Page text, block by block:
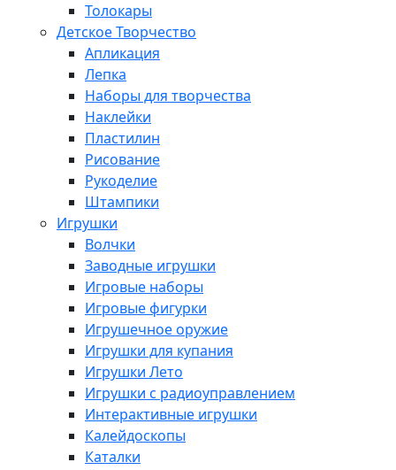
Толокары
Детское Творчество
Апликация
Лепка
Наборы для творчества
Наклейки
Пластилин
Рисование
Рукоделие
Штампики
Игрушки
Волчки
Заводные игрушки
Игровые наборы
Игровые фигурки
Игрушечное оружие
Игрушки для купания
Игрушки Лето
Игрушки с радиоуправлением
Интерактивные игрушки
Калейдоскопы
Каталки